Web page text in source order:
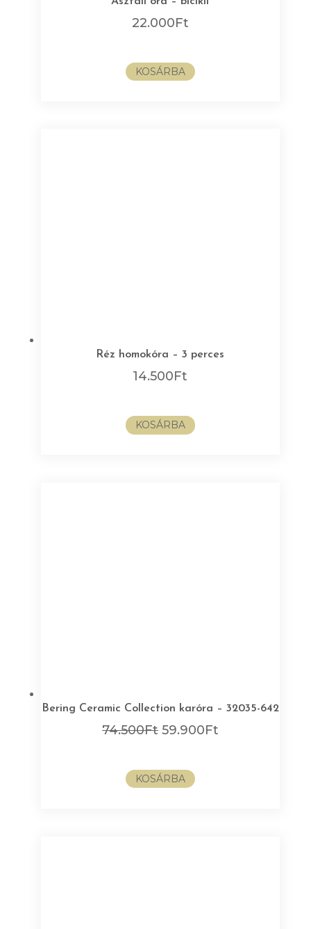
22.000Ft
KOSÁRBA
Réz homokóra – 3 perces
14.500Ft
KOSÁRBA
Bering Ceramic Collection karóra – 32035-642
74.500Ft Original
74.500Ft.
59.900FtCurrent
KOSÁRBA